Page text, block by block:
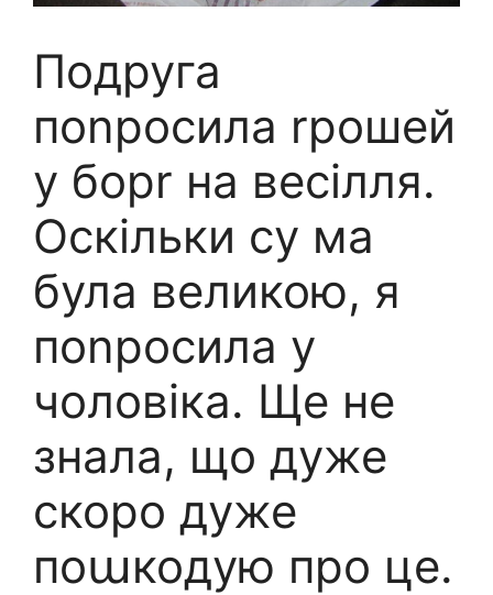
Подруга
поnросила rрошей
у борr на весілля.
Оскільки су ма
була великою, я
поnросила у
чоловіка. Ще не
знала, що дуже
скоро дуже
поաкодую про це.